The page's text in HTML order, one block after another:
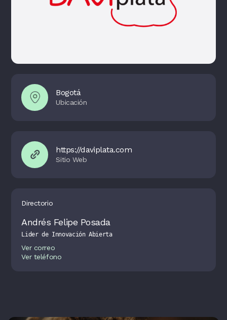
Bogotá
https://daviplata.com
Directorio
Andrés Felipe Posada
Lider de Innovación Abierta
Ver correo
Ver teléfono